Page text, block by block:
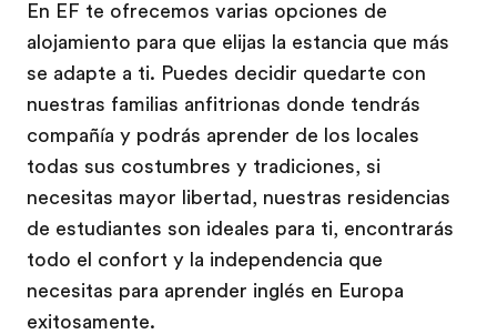
En EF te ofrecemos varias opciones de
alojamiento para que elijas la estancia que más
se adapte a ti. Puedes decidir quedarte con
nuestras familias anfitrionas donde tendrás
compañía y podrás aprender de los locales
todas sus costumbres y tradiciones, si
necesitas mayor libertad, nuestras residencias
de estudiantes son ideales para ti, encontrarás
todo el confort y la independencia que
necesitas para aprender inglés en Europa
exitosamente.